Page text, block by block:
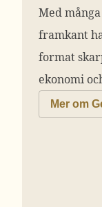
Med
framkant
format
ekonomi
Mer om